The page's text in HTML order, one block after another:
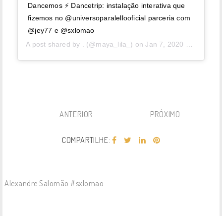
Dancemos ⚡️ Dancetrip: instalação interativa que
fizemos no @universoparalellooficial parceria com
@jey77 e @sxlomao
A post shared by . (@maya_lila_) onJan 7, 2020 at 2:16am PST
ANTERIOR PRÓXIMO
COMPARTILHE:
Alexandre Salomão #sxlomao